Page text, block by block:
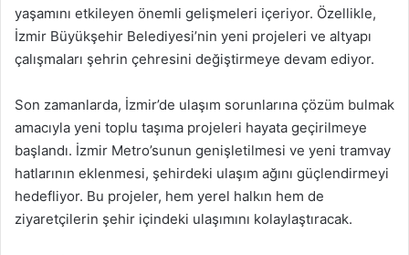
yaşamını etkileyen önemli gelişmeleri içeriyor. Özellikle,
İzmir Büyükşehir Belediyesi’nin yeni projeleri ve altyapı
çalışmaları şehrin çehresini değiştirmeye devam ediyor.
Son zamanlarda, İzmir’de ulaşım sorunlarına çözüm bulmak
amacıyla yeni toplu taşıma projeleri hayata geçirilmeye
başlandı. İzmir Metro’sunun genişletilmesi ve yeni tramvay
hatlarının eklenmesi, şehirdeki ulaşım ağını güçlendirmeyi
hedefliyor. Bu projeler, hem yerel halkın hem de
ziyaretçilerin şehir içindeki ulaşımını kolaylaştıracak.